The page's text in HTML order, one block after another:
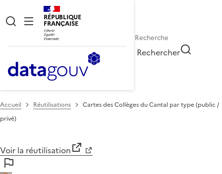
RÉPUBLIQUE
FRANÇAISE
Rechercher
Accueil Réutilisations
Cartes des Collèges du Cantal par type (public /
privé)
Voir la réutilisation